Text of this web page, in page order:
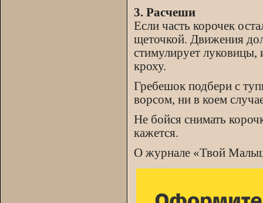
3. Расчеши
Если часть корочек
щеточкой. Движения
стимулирует луковицы,
кроху.
Гребешок подбери с
ворсом, ни в коем
Не бойся снимать
кажется.
О журнале «Твой